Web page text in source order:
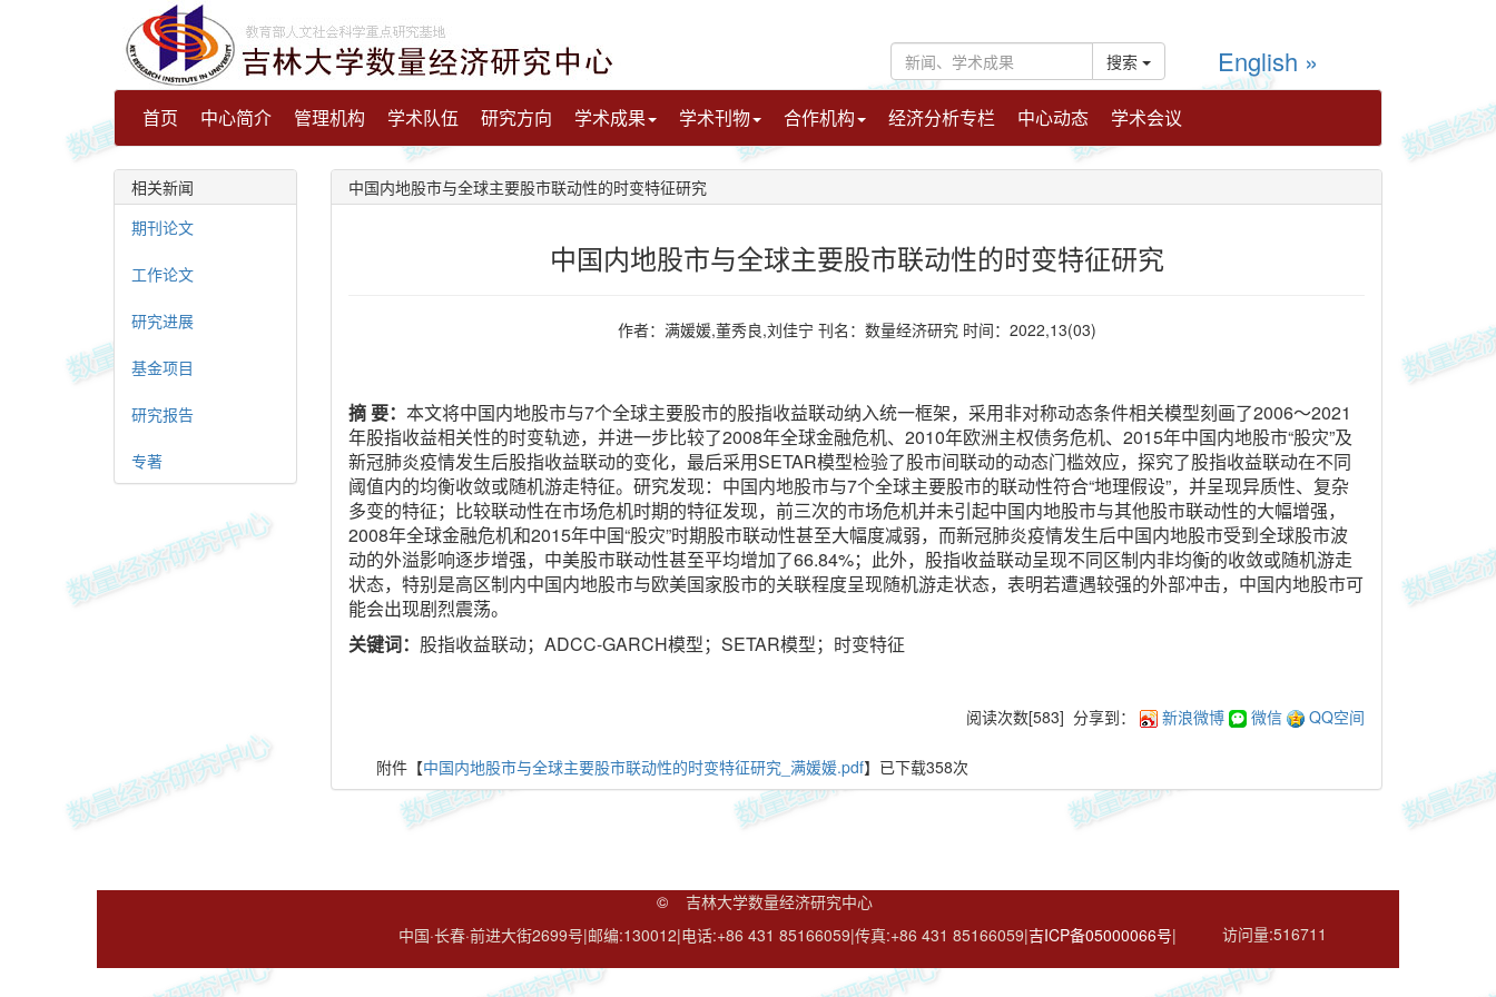
搜索 English »
首页 中心简介 管理机构 学术队伍 研究方向 学术成果 学术刊物 合作机构 经济分析专栏 中心动态 学术会议
相关新闻
期刊论文
工作论文
研究进展
基金项目
研究报告
专著
中国内地股市与全球主要股市联动性的时变特征研究
中国内地股市与全球主要股市联动性的时变特征研究
作者：满媛媛,董秀良,刘佳宁 刊名：数量经济研究 时间：2022,13(03)
摘 要： 本文将中国内地股市与7个全球主要股市的股指收益联动纳入统一框架，采用非对称动态条件相关模型刻画了2006～2021
年股指收益相关性的时变轨迹，并进一步比较了2008年全球金融危机、2010年欧洲主权债务危机、2015年中国内地股市“股灾”及
新冠肺炎疫情发生后股指收益联动的变化，最后采用SETAR模型检验了股市间联动的动态门槛效应，探究了股指收益联动在不同
阈值内的均衡收敛或随机游走特征。研究发现：中国内地股市与7个全球主要股市的联动性符合“地理假设”，并呈现异质性、复杂
多变的特征；比较联动性在市场危机时期的特征发现，前三次的市场危机并未引起中国内地股市与其他股市联动性的大幅增强，
2008年全球金融危机和2015年中国“股灾”时期股市联动性甚至大幅度减弱，而新冠肺炎疫情发生后中国内地股市受到全球股市波
动的外溢影响逐步增强，中美股市联动性甚至平均增加了66.84%；此外，股指收益联动呈现不同区制内非均衡的收敛或随机游走
状态，特别是高区制内中国内地股市与欧美国家股市的关联程度呈现随机游走状态，表明若遭遇较强的外部冲击，中国内地股市可
能会出现剧烈震荡。
关键词： 股指收益联动；ADCC-GARCH模型；SETAR模型；时变特征
阅读次数[583] 分享到： 新浪微博 微信 QQ空间
附件【中国内地股市与全球主要股市联动性的时变特征研究_满媛媛.pdf】已下载358次
©
吉林大学数量经济研究中心
中国·长春·前进大街2699号|邮编:130012|电话:+86 431 85166059|传真:+86 431 85166059|吉ICP备05000066号| 访问量:516711